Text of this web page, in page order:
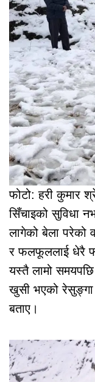
फोटो: हरी कुमार
सिँचाइको सुविधा
लागेको बेला परेको
र फलफूललाई धेरै
यस्तै लामो
खुसी भएको रेसुङ्गा
बताए।